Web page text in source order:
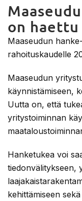
on
Maaseudun
rahoituskaudelle
Maaseudun
käynnistämiseen,
Uutta on, että
yritystoiminnan
Hanketukea voi
tiedonvälitykseen,
kehittämiseen